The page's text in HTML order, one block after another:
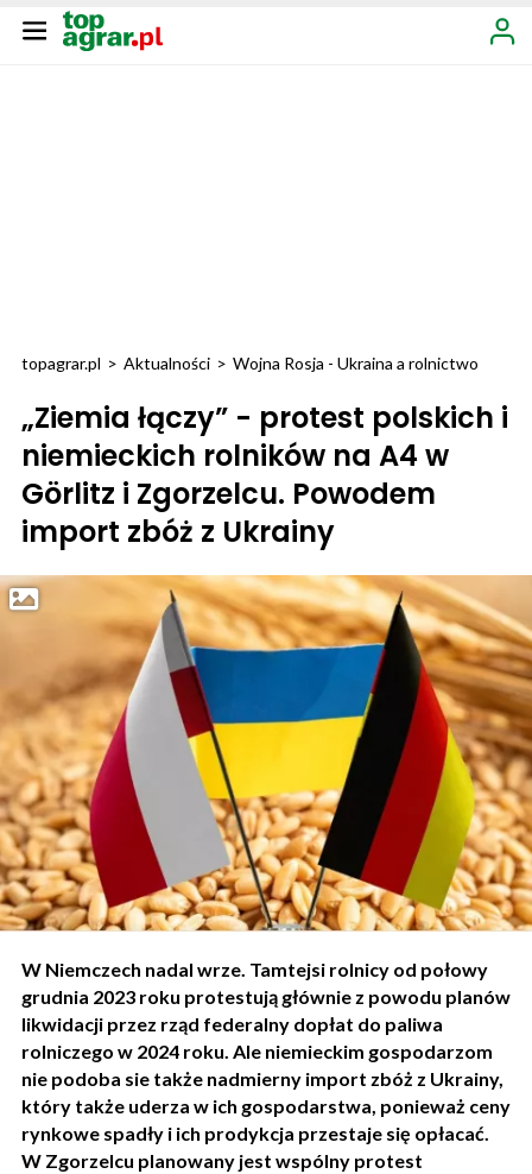
topagrar.pl > Aktualności > Wojna Rosja - Ukraina a rolnictwo
„Ziemia łączy” - protest polskich i
niemieckich rolników na A4 w
Görlitz i Zgorzelcu. Powodem
import zbóż z Ukrainy
W Niemczech nadal wrze. Tamtejsi rolnicy od połowy
grudnia 2023 roku protestują głównie z powodu planów
likwidacji przez rząd federalny dopłat do paliwa
rolniczego w 2024 roku. Ale niemieckim gospodarzom
nie podoba sie także nadmierny import zbóż z Ukrainy,
który także uderza w ich gospodarstwa, ponieważ ceny
rynkowe spadły i ich prodykcja przestaje się opłacać.
W Zgorzelcu planowany jest wspólny protest